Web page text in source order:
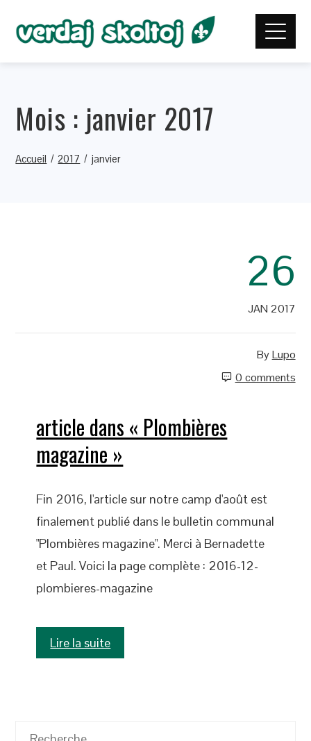
Mois : janvier 2017
Accueil 2017 janvier
26
JAN 2017
ByLupo
0 comments
article dans « Plombières
magazine »
Fin 2016, l'article sur notre camp d'août est
finalement publié dans le bulletin communal
"Plombières magazine". Merci à Bernadette
et Paul. Voici la page complète : 2016-12-
plombieres-magazine
Lire la suite
Rechercher :